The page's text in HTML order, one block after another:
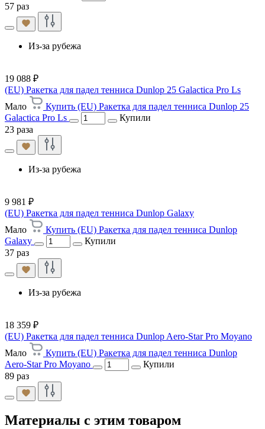
57 раз
Из-за рубежа
19 088 ₽
(EU) Ракетка для падел тенниса Dunlop 25 Galactica Pro Ls
Мало
Купить (EU) Ракетка для падел тенниса Dunlop 25
Galactica Pro Ls
Купили
23 раза
Из-за рубежа
9 981 ₽
(EU) Ракетка для падел тенниса Dunlop Galaxy
Мало
Купить (EU) Ракетка для падел тенниса Dunlop
Galaxy
Купили
37 раз
Из-за рубежа
18 359 ₽
(EU) Ракетка для падел тенниса Dunlop Aero-Star Pro Moyano
Мало
Купить (EU) Ракетка для падел тенниса Dunlop
Aero-Star Pro Moyano
Купили
89 раз
Материалы с этим товаром